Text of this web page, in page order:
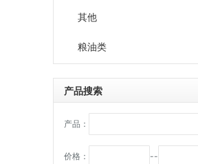
其他
粮油类
产品搜索
产品：
价格： --